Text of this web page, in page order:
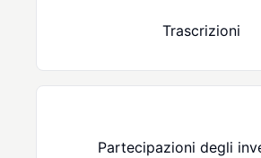
Trascrizioni
Partecipazioni degli